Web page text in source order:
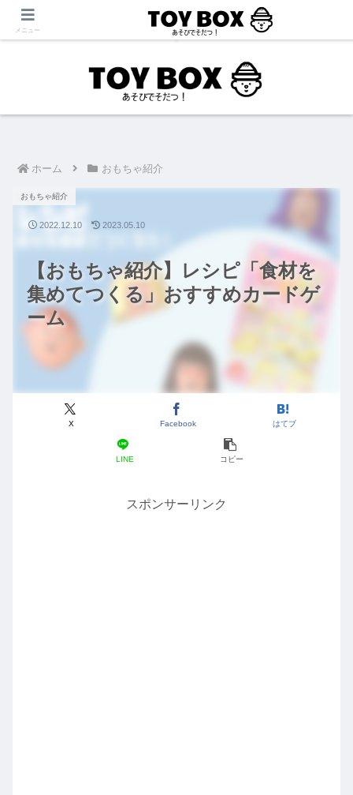
「あそび」をテーマに【育児・保育・療育】に役立つ情報を発信中！
ホーム おもちゃ紹介
【おもちゃ紹介】レシピ「食材を
集めてつくる」おすすめカードゲ
ーム
おもちゃ紹介
X Facebook はてブ
LINE コピー
2022.12.10 2023.05.10
スポンサーリンク
メニュー